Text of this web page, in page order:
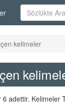
kelimeler
adettir. Kelimeler